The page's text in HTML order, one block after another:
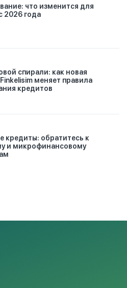
что изменится для
2026 года
спирали: как новая
меняет правила
кредитов
кредиты: обратитесь к
и микрофинансовому